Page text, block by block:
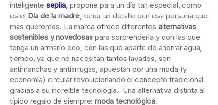
inteligente sepiia, propone para un día tan especial, como
es el Día de la madre, tener un detalle con esa persona que
más queremos. La marca ofrece diferentes alternativas
sostenibles y novedosas para sorprenderla y con las que
tenga un armario eco, con las que aparte de ahorrar agua,
tiempo, ya que no necesitan tantos lavados, son
antimanchas y antiarrugas, apuestan por una moda (y
economía) circular revolucionando el concepto tradicional
gracias a su increíble tecnología. Una alternativa distinta al
típico regalo de siempre: moda tecnológica.